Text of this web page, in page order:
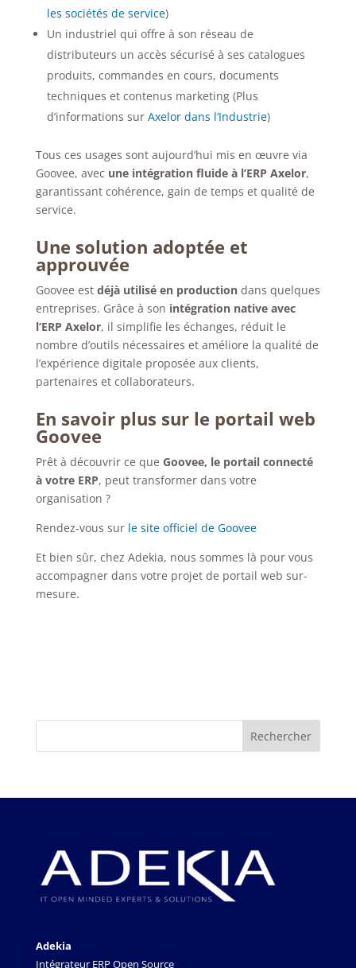
les sociétés de service)
Un industriel qui offre à son réseau de
distributeurs un accès sécurisé à ses catalogues
produits, commandes en cours, documents
techniques et contenus marketing (Plus
d’informations sur Axelor dans l’Industrie)
Tous ces usages sont aujourd’hui mis en œuvre via
Goovee, avec une intégration fluide à l’ERP Axelor,
garantissant cohérence, gain de temps et qualité de
service.
Une solution adoptée et
approuvée
Goovee est déjà utilisé en productiondans quelques
entreprises. Grâce à son intégration native avec
l’ERP Axelor, il simplifie les échanges, réduit le
nombre d’outils nécessaires et améliore la qualité de
l’expérience digitale proposée aux clients,
partenaires et collaborateurs.
En savoir plus sur le portail web
Goovee
Prêt à découvrir ce que Goovee, le portail connecté
à votre ERP, peut transformer dans votre
organisation ?
Rendez-vous sur le site officiel de Goovee
Et bien sûr, chez Adekia, nous sommes là pour vous
accompagner dans votre projet de portail web sur-
mesure.
Adekia
Intégrateur ERP Open Source